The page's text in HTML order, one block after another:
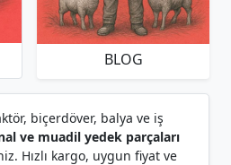
BLOG
biçerdöver, balya ve iş
ve muadil yedek parçaları
Hızlı kargo, uygun fiyat ve